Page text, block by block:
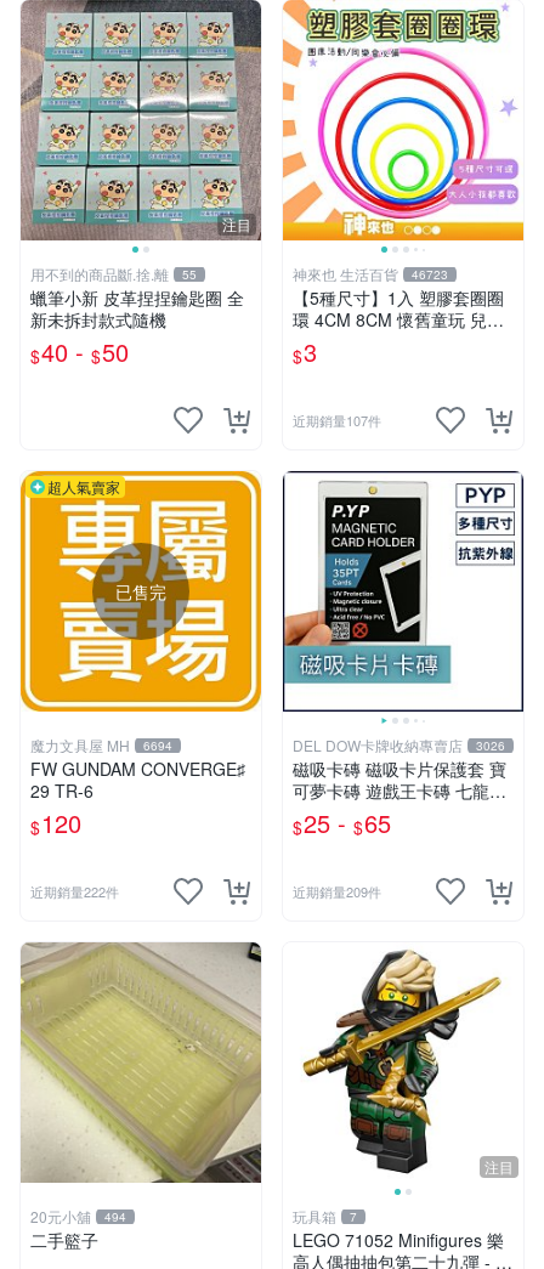
注目
用不到的商品斷.捨.離 55
蠟筆小新 皮革捏捏鑰匙圈 全
新未拆封款式隨機
$40 - $50
神來也 生活百貨 46723
【5種尺寸】1入 塑膠套圈圈
環 4CM 8CM 懷舊童玩 兒童
玩具 夜市套圈圈 塑膠套環 遊
戲道具 套環
$3
近期銷量107件
超人氣賣家
已售完
魔力文具屋 MH 6694
FW GUNDAM CONVERGE♯
29 TR-6
$120
近期銷量222件
DEL DOW卡牌收納專賣店 3026
磁吸卡磚 磁吸卡片保護套 寶
可夢卡磚 遊戲王卡磚 七龍珠
球員卡 球衣卡 35PT 55PT 1
00PT 130PT 180PT
$25 - $65
近期銷量209件
20元小舖 494
二手籃子
注目
玩具箱 7
LEGO 71052 Minifigures 樂
高人偶抽抽包第二十九彈 - 神